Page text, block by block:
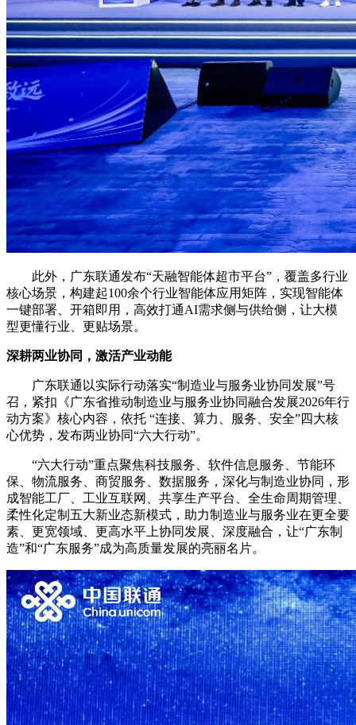
此外，广东联通发布“天融智能体超市平台”，覆盖多行业
核心场景，构建起100余个行业智能体应用矩阵，实现智能体
一键部署、开箱即用，高效打通AI需求侧与供给侧，让大模
型更懂行业、更贴场景。
深耕两业协同，激活产业动能
广东联通以实际行动落实“制造业与服务业协同发展”号
召，紧扣《广东省推动制造业与服务业协同融合发展2026年行
动方案》核心内容，依托 “连接、算力、服务、安全”四大核
心优势，发布两业协同“六大行动”。
“六大行动”重点聚焦科技服务、软件信息服务、节能环
保、物流服务、商贸服务、数据服务，深化与制造业协同，形
成智能工厂、工业互联网、共享生产平台、全生命周期管理、
柔性化定制五大新业态新模式，助力制造业与服务业在更全要
素、更宽领域、更高水平上协同发展、深度融合，让“广东制
造”和“广东服务”成为高质量发展的亮丽名片。